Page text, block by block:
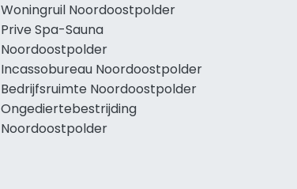
Woningruil Noordoostpolder
Prive Spa-Sauna
Noordoostpolder
Incassobureau Noordoostpolder
Bedrijfsruimte Noordoostpolder
Ongediertebestrijding
Noordoostpolder